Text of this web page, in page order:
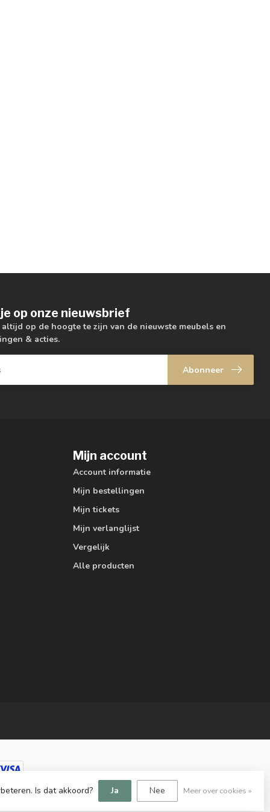
op onze nieuwsbrief
op de hoogte te zijn van de nieuwste meubels en
& acties.
Abonneer
Mijn account
Account informatie
Mijn bestellingen
Mijn tickets
Mijn verlanglijst
Vergelijk
Alle producten
Is dat akkoord? Ja Nee Meer over cookies »